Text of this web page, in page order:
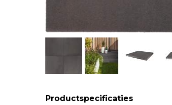
Productspecificaties